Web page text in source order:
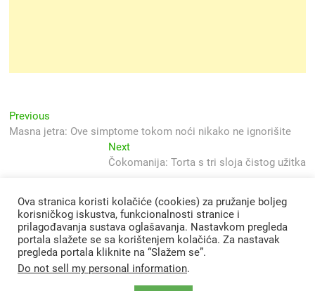
Navigacija
objava
Previous
post:
Masna jetra: Ove simptome tokom noći nikako ne ignorišite
NextNext
post:
Čokomanija: Torta s tri sloja čistog užitka
Ova stranica koristi kolačiće (cookies) za pružanje boljeg
korisničkog iskustva, funkcionalnosti stranice i
prilagođavanja sustava oglašavanja. Nastavkom pregleda
portala slažete se sa korištenjem kolačića. Za nastavak
pregleda portala kliknite na “Slažem se”.
Do not sell my personal information.